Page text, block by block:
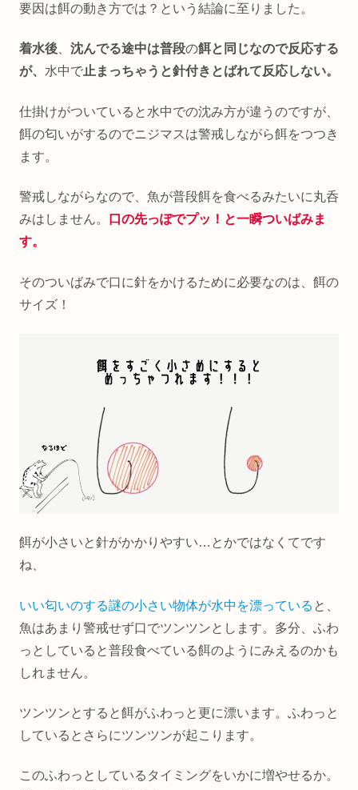
要因は餌の動き方では？という結論に至りました。
着水後 沈んでる途中は普段の餌と同じなので反応する
が、 水中で止まっちゃうと針付きとばれて反応しない。
仕掛けがついていると水中での沈み方が違うのですが、
餌の匂いがするのでニジマスは警戒しながら餌をつつき
ます。
警戒しながらなので、魚が普段餌を食べるみたいに丸呑
みはしません。
口の先っぽでプッ！と一瞬ついばみま
す。
そのついばみで口に針をかけるために必要なのは、餌の
サイズ！
餌が小さいと針がかかりやすい…とかではなくてです
ね、
いい匂いのする謎の小さい物体が水中を漂っている と、
魚はあまり警戒せず口でツンツンとします。多分、ふわ
っとしていると普段食べている餌のようにみえるのかも
しれません。
ツンツンとすると餌がふわっと更に漂います。ふわっと
しているとさらにツンツンが起こります。
このふわっとしているタイミングをいかに増やせるか。